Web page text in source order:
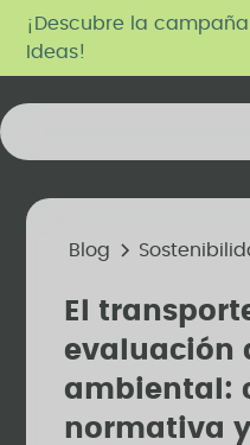
¡Descubre la
Ideas!
Blog
El
evaluación
ambiental:
normativa